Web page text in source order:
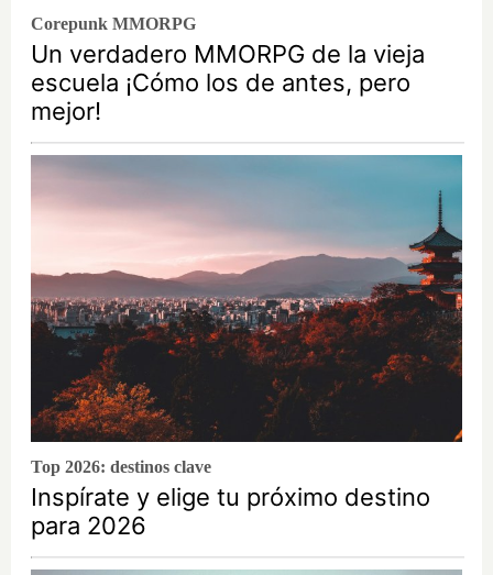
Corepunk MMORPG
Un verdadero MMORPG de la vieja
escuela ¡Cómo los de antes, pero
mejor!
Top 2026: destinos clave
Inspírate y elige tu próximo destino
para 2026